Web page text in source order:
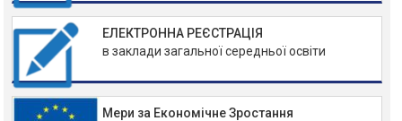
ЕЛЕКТРОННА РЕЄСТРАЦІЯ
в заклади загальної середньої освіти
Мери за Економічне Зростання